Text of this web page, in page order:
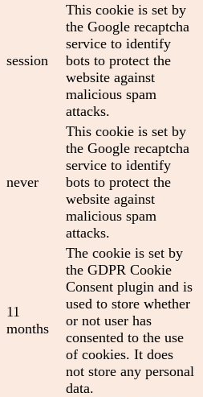
session
This cookie is set by
the Google recaptcha
service to identify
bots to protect the
website against
malicious spam
attacks.
never
This cookie is set by
the Google recaptcha
service to identify
bots to protect the
website against
malicious spam
attacks.
11
months
The cookie is set by
the GDPR Cookie
Consent plugin and is
used to store whether
or not user has
consented to the use
of cookies. It does
not store any personal
data.